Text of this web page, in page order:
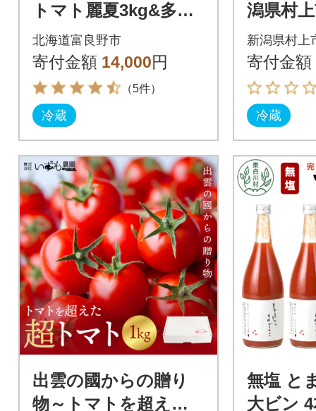
トマト麗夏3kg&多品
種ミニトマト1kg食べ
比べセット
北海道富良野市
寄付金額 14,000円
（5件）
冷蔵
潟県村
ツミニ
「エコ
0011
新潟県村上
寄付金額
冷蔵
出雲の國からの贈り
物～トマトを超えた
無塩 と
大ビン